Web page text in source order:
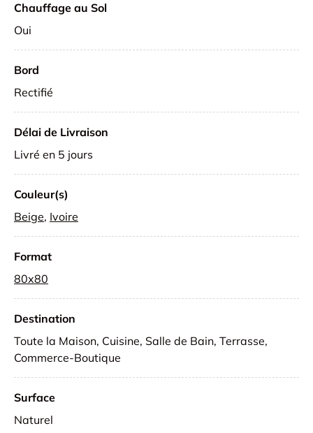
Chauffage au Sol
Oui
Bord
Rectifié
Délai de Livraison
Livré en 5 jours
Couleur(s)
Beige, Ivoire
Format
80x80
Destination
Toute la Maison, Cuisine, Salle de Bain, Terrasse,
Commerce-Boutique
Surface
Naturel